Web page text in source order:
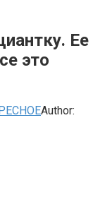
Ее
это
Author: